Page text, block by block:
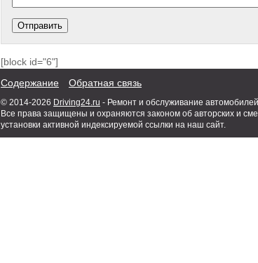
[block id="6"]
Содержание Обратная связь
© 2014-2026 Driving24.ru - Ремонт и обслуживание
Все права защищены и охраняются законом об авторских и
установки активной индексируемой ссылки на наш сайт.